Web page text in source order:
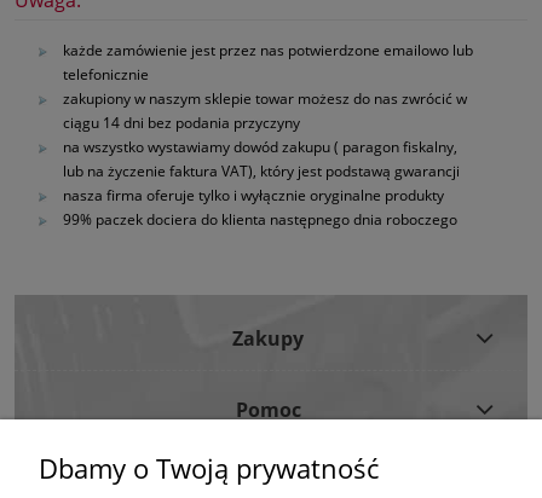
każde zamówienie jest przez nas potwierdzone emailowo lub
telefonicznie
zakupiony w naszym sklepie towar możesz do nas zwrócić w
ciągu 14 dni bez podania przyczyny
na wszystko wystawiamy dowód zakupu ( paragon fiskalny,
lub na życzenie faktura VAT), który jest podstawą gwarancji
nasza firma oferuje tylko i wyłącznie oryginalne produkty
99% paczek dociera do klienta następnego dnia roboczego
Zakupy
Pomoc
Moje Konto
Dbamy o Twoją prywatność